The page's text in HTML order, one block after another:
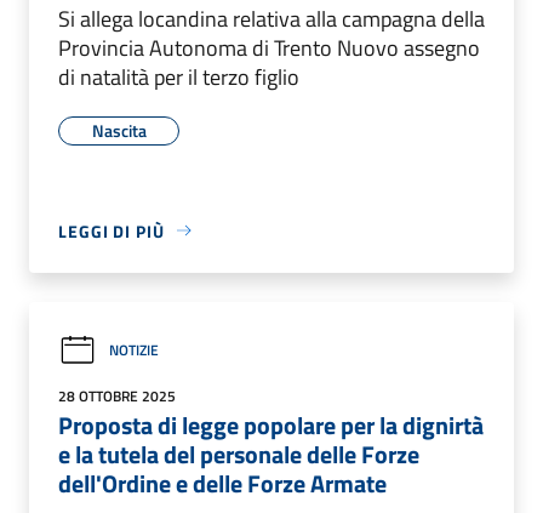
Si allega locandina relativa alla campagna della
Provincia Autonoma di Trento Nuovo assegno
di natalità per il terzo figlio
Nascita
LEGGI DI PIÙ
NOTIZIE
28 OTTOBRE 2025
Proposta di legge popolare per la dignirtà
e la tutela del personale delle Forze
dell'Ordine e delle Forze Armate